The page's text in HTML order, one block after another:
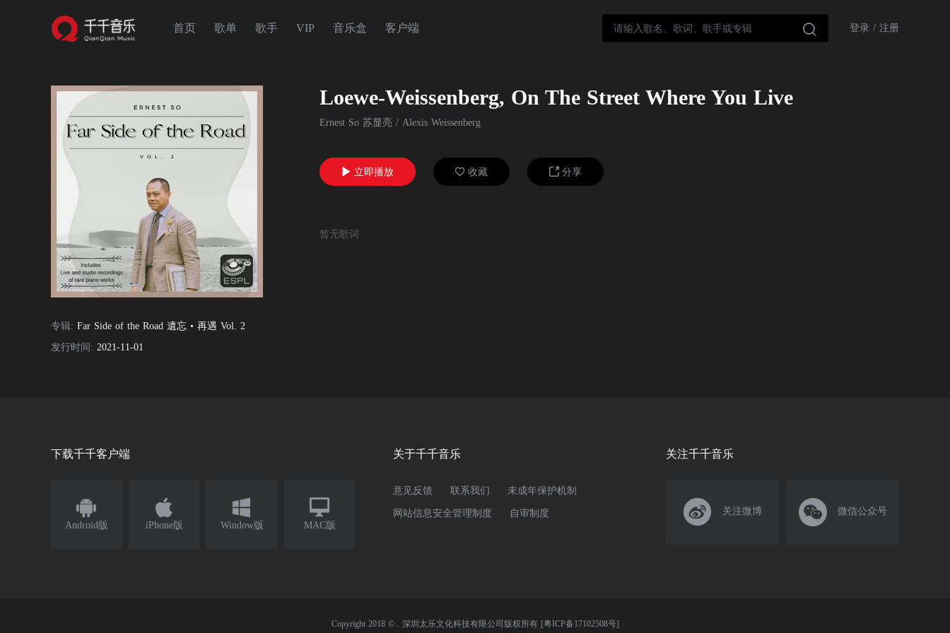
首页 歌单 歌手 VIP 音乐盒 客户端  登录 / 注册
专辑: Far Side of the Road 遺忘 • 再遇 Vol. 2
发行时间: 2021-11-01
Loewe-Weissenberg, On The Street Where You Live
Ernest So 苏显亮 / Alexis Weissenberg
 立即播放  收藏  分享
暂无歌词
下载千千客户端

Android版

iPhone版

Window版

MAC版
关于千千音乐
意见反馈 联系我们 未成年保护机制
网站信息安全管理制度 自审制度
关注千千音乐
 关注微博  微信公众号
Copyright 2018 © . 深圳太乐文化科技有限公司版权所有 [粤ICP备17102508号]